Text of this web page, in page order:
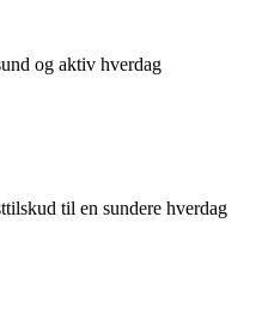
og aktiv hverdag
til en sundere hverdag